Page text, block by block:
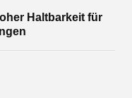
Haltbarkeit für